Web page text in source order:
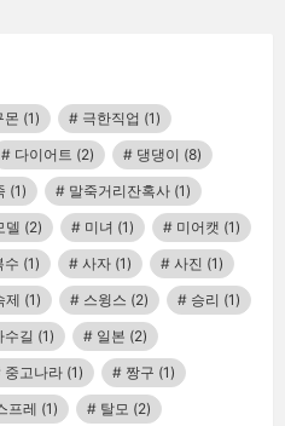
몬 (1) 극한직업 (1)
다이어트 (2) 댕댕이 (8)
(1) 말죽거리잔혹사 (1)
델 (2) 미녀 (1) 미어캣 (1)
수 (1) 사자 (1) 사진 (1)
제 (1) 스윙스 (2) 승리 (1)
수길 (1) 일본 (2)
중고나라 (1) 짱구 (1)
프레 (1) 탈모 (2)